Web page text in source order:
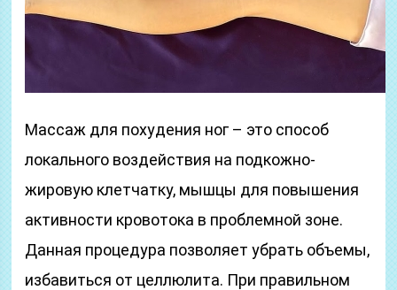
Массаж для похудения ног – это способ
локального воздействия на подкожно-
жировую клетчатку, мышцы для повышения
активности кровотока в проблемной зоне.
Данная процедура позволяет убрать объемы,
избавиться от целлюлита. При правильном